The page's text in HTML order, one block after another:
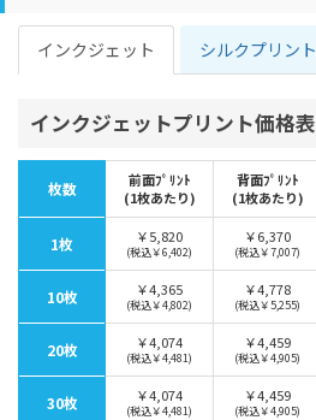
インクジェット シルクプリント
インクジェットプリント価格表
枚数
前面ﾌﾟﾘﾝﾄ
(1枚あたり)
背面ﾌﾟﾘﾝﾄ
(1枚あたり)
1枚 ￥5,820
(税込￥6,402)
￥6,370
(税込￥7,007)
10枚 ￥4,365
(税込￥4,802)
￥4,778
(税込￥5,255)
20枚 ￥4,074
(税込￥4,481)
￥4,459
(税込￥4,905)
30枚 ￥4,074
(税込￥4,481)
￥4,459
(税込￥4,905)